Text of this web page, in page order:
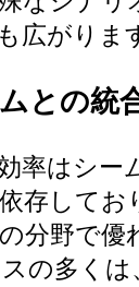
広がりま
との統
率はシー
存してお
分野で優
の多くは